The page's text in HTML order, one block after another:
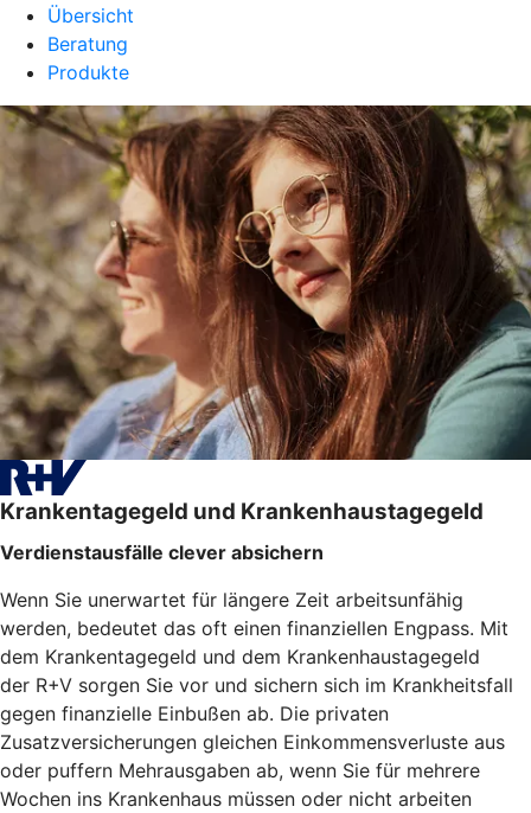
Übersicht
Beratung
Produkte
Krankentagegeld und Krankenhaustagegeld
Verdienstausfälle clever absichern
Wenn Sie unerwartet für längere Zeit arbeitsunfähig
werden, bedeutet das oft einen finanziellen Engpass. Mit
dem Krankentagegeld und dem Krankenhaustagegeld
der R+V sorgen Sie vor und sichern sich im Krankheitsfall
gegen finanzielle Einbußen ab. Die privaten
Zusatzversicherungen gleichen Einkommensverluste aus
oder puffern Mehrausgaben ab, wenn Sie für mehrere
Wochen ins Krankenhaus müssen oder nicht arbeiten